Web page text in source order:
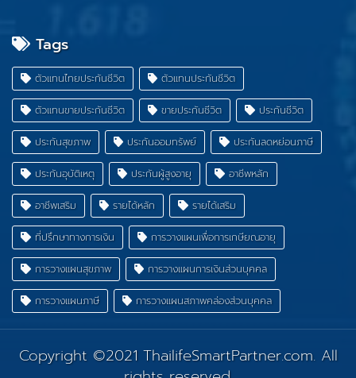
Tags
ตัวแทนไทยประกันชีวิต ตัวแทนประกันชีวิต
ตัวแทนขายประกันชีวิต ขายประกันชีวิต ประกันชีวิต
ประกันสุขภาพ ประกันออมทรัพย์ ประกันลดหย่อนภาษี
ประกันอุบัติเหตุ ประกันผู้สูงอายุ อาชีพหลัก
อาชีพเสริม รายได้หลัก รายได้เสริม
ที่ปรึกษาทางการเงิน การวางแผนเพื่อการเกษียณอายุ
การวางแผนสุขภาพ การวางแผนการเงินส่วนบุคคล
การวางแผนภาษี การวางแผนสภาพคล่องส่วนบุคคล
Copyright ©2021 ThailifeSmartPartner.com. All